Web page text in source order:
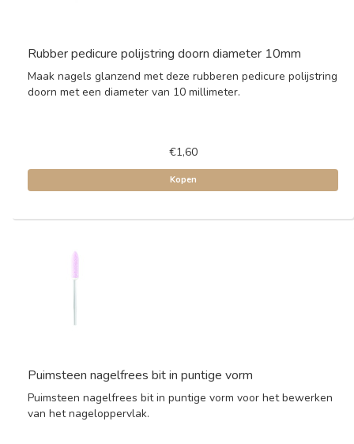
Rubber pedicure polijstring doorn diameter 10mm
Maak nagels glanzend met deze rubberen pedicure polijstring
doorn met een diameter van 10 millimeter.
€1,60
Kopen
Puimsteen nagelfrees bit in puntige vorm
Puimsteen nagelfrees bit in puntige vorm voor het bewerken
van het nageloppervlak.